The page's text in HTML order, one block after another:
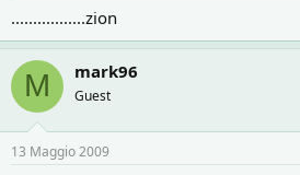
.................zion
M mark96
Guest
13 Maggio 2009